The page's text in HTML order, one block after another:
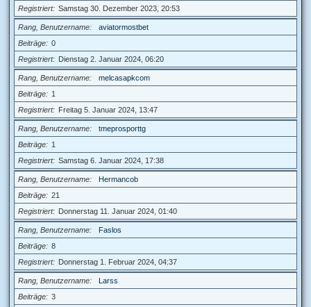
Registriert
Samstag 30. Dezember 2023, 20:53
Rang, Benutzername
aviatormostbet
Beiträge
0
Registriert
Dienstag 2. Januar 2024, 06:20
Rang, Benutzername
melcasapkcom
Beiträge
1
Registriert
Freitag 5. Januar 2024, 13:47
Rang, Benutzername
tmeprosporttg
Beiträge
1
Registriert
Samstag 6. Januar 2024, 17:38
Rang, Benutzername
Hermancob
Beiträge
21
Registriert
Donnerstag 11. Januar 2024, 01:40
Rang, Benutzername
Faslos
Beiträge
8
Registriert
Donnerstag 1. Februar 2024, 04:37
Rang, Benutzername
Larss
Beiträge
3